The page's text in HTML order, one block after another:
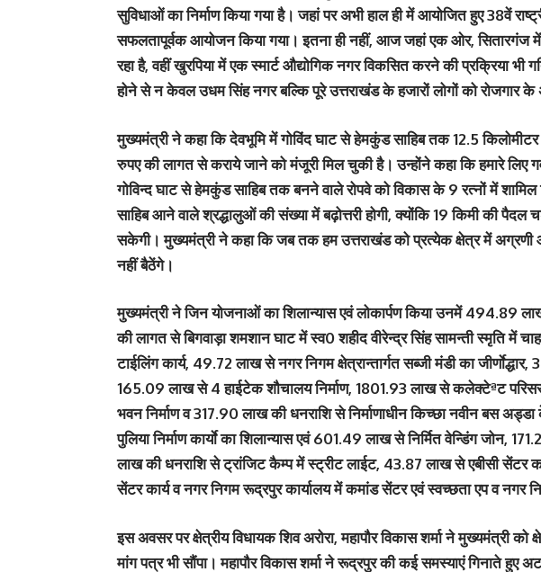
सुविधाओं का निर्माण किया गया है। जहां पर अभी हाल ही में आयोजित हुए 38वें
सफलतापूर्वक आयोजन किया गया। इतना ही नहीं, आज जहां एक ओर, सितारगंज में
रहा है, वहीं खुरपिया में एक स्मार्ट औद्योगिक नगर विकसित करने की प्रक्रिया
होने से न केवल उधम सिंह नगर बल्कि पूरे उत्तराखंड के हजारों लोगों को रोजगार के
मुख्यमंत्री ने कहा कि देवभूमि में गोविंद घाट से हेमकुंड साहिब तक 12.5
रुपए की लागत से कराये जाने को मंजूरी मिल चुकी है। उन्होंने कहा कि हमारे लिए
गोविन्द घाट से हेमकुंड साहिब तक बनने वाले रोपवे को विकास के 9 रत्नों में
साहिब आने वाले श्रद्धालुओं की संख्या में बढ़ोत्तरी होगी, क्योंकि 19 किमी की पैदल
सकेगी। मुख्यमंत्री ने कहा कि जब तक हम उत्तराखंड को प्रत्येक क्षेत्र में
नहीं बैठेंगे।
मुख्यमंत्री ने जिन योजनाओं का शिलान्यास एवं लोकार्पण किया उनमें 494.89
की लागत से बिगवाड़ा शमशान घाट में स्व0 शहीद वीरेन्द्र सिंह सामन्ती स्मृति में चाहर
टाईलिंग कार्य, 49.72 लाख से नगर निगम क्षेत्रान्तार्गत सब्जी मंडी का
165.09 लाख से 4 हाईटेक शौचालय निर्माण, 1801.93 लाख से कलेक्टेªट परिसर
भवन निर्माण व 317.90 लाख की धनराशि से निर्माणाधीन किच्छा नवीन बस
पुलिया निर्माण कार्याे का शिलान्यास एवं 601.49 लाख से निर्मित वेन्डिंग जोन,
लाख की धनराशि से ट्रांजिट कैम्प में स्ट्रीट लाईट, 43.87 लाख से एबीसी सेंटर
सेंटर कार्य व नगर निगम रूद्रपुर कार्यालय में कमांड सेंटर एवं स्वच्छता एप व नगर
इस अवसर पर क्षेत्रीय विधायक शिव अरोरा, महापौर विकास शर्मा ने मुख्यमंत्री
मांग पत्र भी सौंपा। महापौर विकास शर्मा ने रूद्रपुर की कई समस्याएं गिनाते हुए